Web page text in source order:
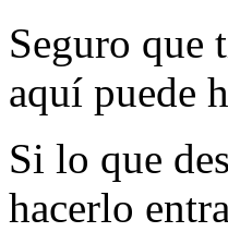
Seguro que
aquí puede
Si lo que
hacerlo